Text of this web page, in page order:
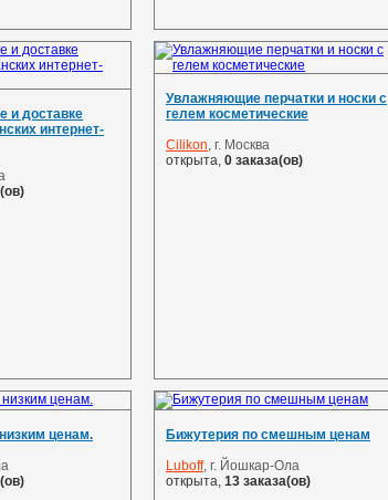
и доставке
интернет-
Увлажняющие перчатки и носки с
гелем косметические
Cilikon, г. Москва
открыта, 0 заказа(ов)
ценам.
Бижутерия по смешным ценам
Luboff, г. Йошкар-Ола
открыта, 13 заказа(ов)